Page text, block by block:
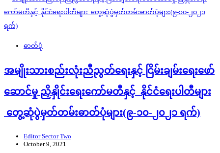
ဓာတ်ပုံ
အမျိုးသားစည်းလုံးညီညွတ်ရေးနှင့် ငြိမ်းချမ်းရေးဖော်
ဆောင်မှု ညှိနှိုင်းရေးကော်မတီနှင့် နိုင်ငံရေးပါတီများ
တွေ့ဆုံပွဲမှတ်တမ်းဓာတ်ပုံများ(၉-၁၀-၂၀၂၁ ရက်)
Editor Sector Two
October 9, 2021